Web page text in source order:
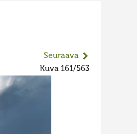
Seuraava
Kuva 161/563